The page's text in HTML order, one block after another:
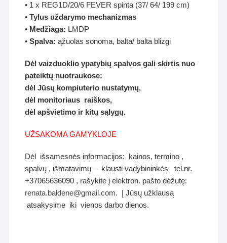
• 1 х REG1D/20/6 FEVER spinta (37/ 64/ 199 cm)
• Tylus uždarymo mechanizmas
• Medžiaga: LMDP
• Spalva: ąžuolas sonoma, balta/ balta blizgi
Dėl vaizduoklio ypatybių spalvos gali skirtis nuo
pateiktų nuotraukose:
dėl Jūsų kompiuterio nustatymų,
dėl monitoriaus raiškos,
dėl apšvietimo ir kitų sąlygų.
UŽSAKOMA GAMYKLOJE
Dėl išsamesnės informacijos: kainos, termino ,
spalvų , išmatavimų – klausti vadybininkės tel.nr.
+37065636090 , rašykite į elektron. pašto dėžutę:
renata.baldene@gmail.com. Į Jūsų užklausą
atsakysime iki vienos darbo dienos.